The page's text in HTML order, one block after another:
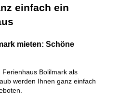
einfach ein
mieten: Schöne
Bolilmark als
werden Ihnen ganz einfach